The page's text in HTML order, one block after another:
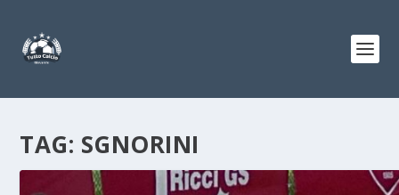
TAG: SGNORINI